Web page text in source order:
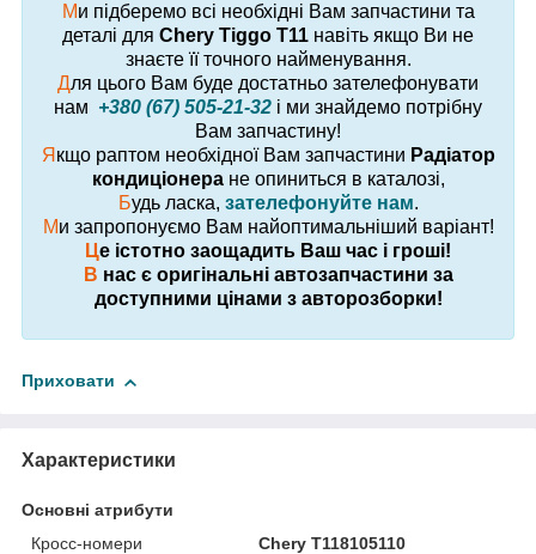
Ми підберемо всі необхідні Вам запчастини та
деталі для Chery Tiggo T11 навіть якщо Ви не
знаєте її точного найменування.
Для цього Вам буде достатньо зателефонувати
нам +380 (67) 505-21-32 і ми знайдемо потрібну
Вам запчастину!
Я кщо раптом необхідної Вам запчастини Радіатор
кондиціонеране опиниться в каталозі,
Будь ласка, зателефонуйте нам.
Ми запропонуємо Вам найоптимальніший варіант!
Це істотно заощадить Ваш час і гроші!
В нас є оригінальні автозапчастини за
доступними цінами з авторозборки!
Приховати
Характеристики
Основні атрибути
Кросс-номери
Chery T118105110